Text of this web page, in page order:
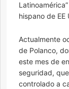
hispano de
Actualmente
de Polanco,
este mes de
seguridad,
controlado a